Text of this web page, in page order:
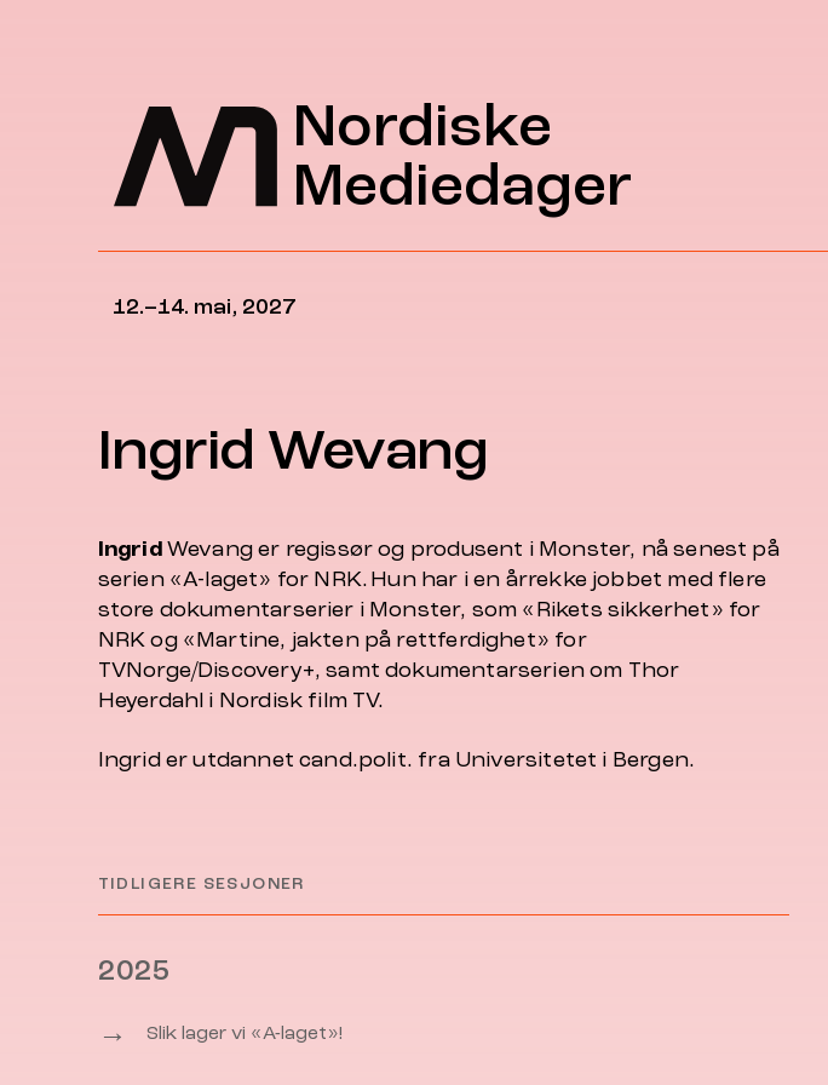
Nordiske
Mediedager
12.–14. mai, 2027
Ingrid Wevang
Ingrid Wevang er regissør og produsent i Monster, nå senest på
serien «A-laget» for NRK. Hun har i en årrekke jobbet med flere
store dokumentarserier i Monster, som «Rikets sikkerhet» for
NRK og «Martine, jakten på rettferdighet» for
TVNorge/Discovery+, samt dokumentarserien om Thor
Heyerdahl i Nordisk film TV.
Ingrid er utdannet cand.polit. fra Universitetet i Bergen.
TIDLIGERE SESJONER
2025
→
Slik lager vi «A-laget»!